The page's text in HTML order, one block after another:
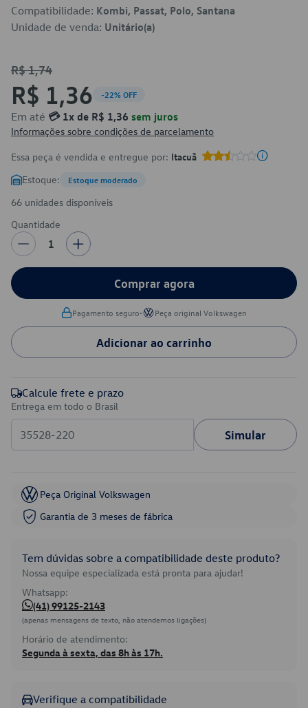
Compatibilidade: Kombi, Passat, Polo, Santana
Unidade de venda: Unitário(a)
R$ 1,74
R$ 1,36 -22% OFF
Em até 💳 1x de R$ 1,36 sem juros
Informações sobre condições de parcelamento
Essa peça é vendida e entregue por: Itacuã
Estoque: Estoque moderado
66 unidades disponíveis
Quantidade
1
Comprar agora
Pagamento seguro• Peça original Volkswagen
Adicionar ao carrinho
Calcule frete e prazo
Entrega em todo o Brasil
Simular
Peça Original Volkswagen
Garantia de 3 meses de fábrica
Tem dúvidas sobre a compatibilidade deste produto?
Nossa equipe especializada está pronta para ajudar!
Whatsapp:
(41) 99125-2143
(apenas mensagens de texto, não atendemos ligações)
Horário de atendimento:
Segunda à sexta, das 8h às 17h.
Verifique a compatibilidade